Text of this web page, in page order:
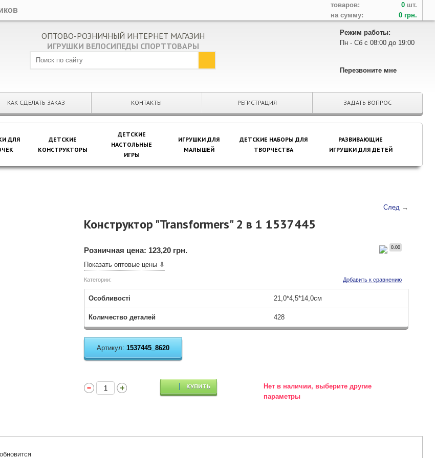
товаров: 0 шт.
на сумму:
0 грн.
ОПТОВО-РОЗНИЧНЫЙ ИНТЕРНЕТ МАГАЗИН
ИГРУШКИ ВЕЛОСИПЕДЫ СПОРТТОВАРЫ
Режим работы:
Пн - Сб с 08:00 до 19:00
Перезвоните мне
КАК СДЕЛАТЬ ЗАКАЗ КОНТАКТЫ РЕГИСТРАЦИЯ ЗАДАТЬ ВОПРОС
ДЛЯ
ДЕТСКИЕ
КОНСТРУКТОРЫ
ДЕТСКИЕ
НАСТОЛЬНЫЕ
ИГРЫ
ИГРУШКИ ДЛЯ
МАЛЫШЕЙ
ДЕТСКИЕ НАБОРЫ ДЛЯ
ТВОРЧЕСТВА
РАЗВИВАЮЩИЕ
ИГРУШКИ ДЛЯ ДЕТЕЙ
След →
Конструктор "Transformers" 2 в 1 1537445
Розничная цена: 123,20 грн.
Показать оптовые цены ⇩
0.00
Категории: Добавить к сравнению
Особливості 21,0*4,5*14,0см
Количество деталей 428
Артикул:1537445_8620
КУПИТЬ
Нет в наличии, выберите другие
параметры